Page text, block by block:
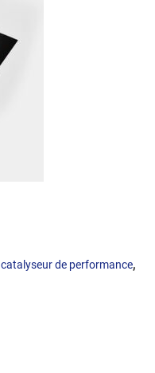
catalyseur de performance,